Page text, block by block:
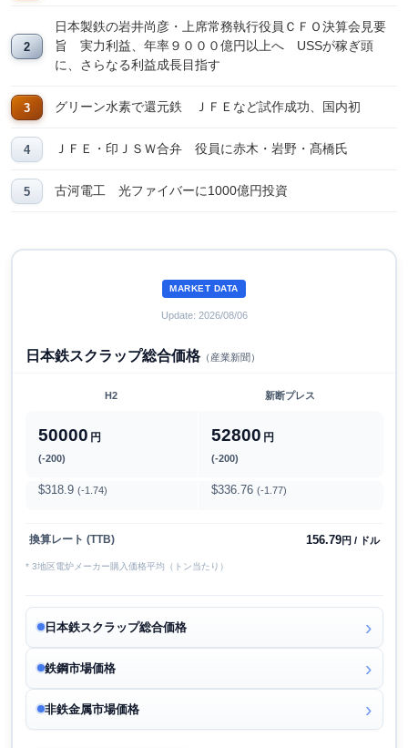
日本製鉄の岩井尚彦・上席常務執行役員ＣＦＯ決算会見要
旨 実力利益、年率９０００億円以上へ USSが稼ぎ頭
に、さらなる利益成長目指す
グリーン水素で還元鉄 ＪＦＥなど試作成功、国内初
ＪＦＥ・印ＪＳＷ合弁 役員に赤木・岩野・髙橋氏
古河電工 光ファイバーに1000億円投資
MARKET DATA
Update: 2026/08/06
日本鉄スクラップ総合価格（産業新聞）
H2 新断プレス
50000 円
(-200)
52800 円
(-200)
$318.9 (-1.74) $336.76 (-1.77)
換算レート (TTB) 156.79円 / ドル
* 3地区電炉メーカー購入価格平均（トン当たり）
日本鉄スクラップ総合価格
鉄鋼市場価格
非鉄金属市場価格